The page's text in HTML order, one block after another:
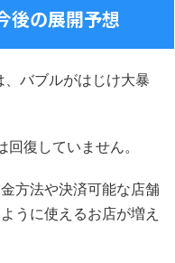
後の展開予想
バブルがはじけ大暴
復していません。
方法や決済可能な店舗
うに使えるお店が増え